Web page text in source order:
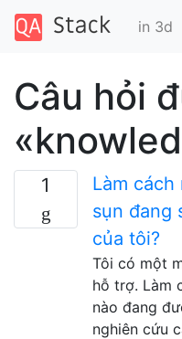
in 3d
Câu hỏi
1
Làm
sụn đang
của tôi?
Tôi có một
hỗ trợ. Làm
nào đang
nghiên cứu